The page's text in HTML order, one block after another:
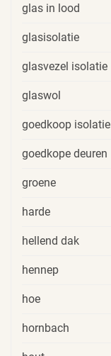
glas in lood
glasisolatie
glasvezel isolatie
glaswol
goedkoop isolatie
goedkope deuren
groene
harde
hellend dak
hennep
hoe
hornbach